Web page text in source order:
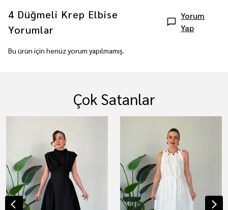
4 Düğmeli Krep Elbise
Yorumlar
Yorum
Yap
Bu ürün için henüz yorum yapılmamış.
Çok Satanlar